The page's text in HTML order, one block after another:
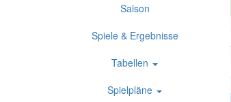
Saison
Spiele & Ergebnisse
Tabellen
Spielpläne